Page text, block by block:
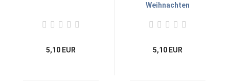
5,10 EUR
Weihnachten
5,10 EUR